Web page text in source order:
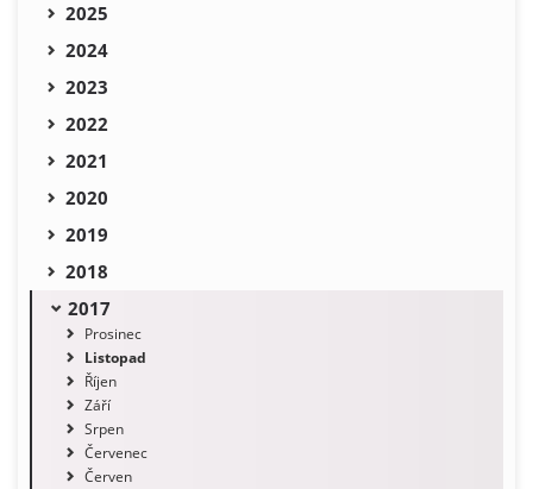
2025
2024
2023
2022
2021
2020
2019
2018
2017
Prosinec
Listopad
Říjen
Září
Srpen
Červenec
Červen